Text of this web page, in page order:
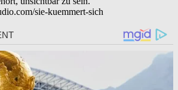
sie-kuemmert-sich